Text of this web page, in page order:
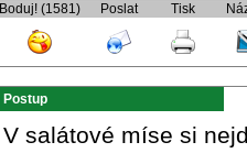
Boduj! (1581) Poslat Tisk
Postup
V salátové míse si